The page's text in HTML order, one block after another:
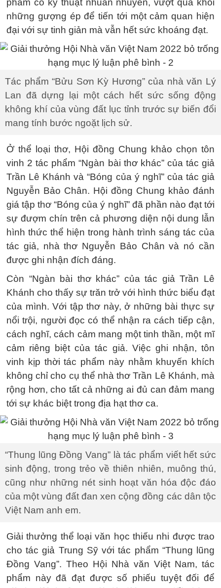
phẩm có kỹ thuật nhuần nhuyễn, vượt qua khỏi
những gượng ép để tiến tới một cảm quan hiện
đại với sự tinh giản mà vẫn hết sức khoáng đạt.
Tác phẩm “Bửu Sơn Kỳ Hương” của nhà văn Lý
Lan đã dựng lại một cách hết sức sống động
không khí của vùng đất lục tỉnh trước sự biến đổi
mang tính bước ngoặt lịch sử.
Ở thể loại thơ, Hội đồng Chung khảo chọn tôn
vinh 2 tác phẩm “Ngàn bài thơ khác” của tác giả
Trần Lê Khánh và “Bóng của ý nghĩ” của tác giả
Nguyễn Bảo Chân. Hội đồng Chung khảo đánh
giá tập thơ “Bóng của ý nghĩ” đã phần nào đạt tới
sự đượm chín trên cả phương diện nội dung lẫn
hình thức thể hiện trong hành trình sáng tác của
tác giả, nhà thơ Nguyễn Bảo Chân và nó cần
được ghi nhận đích đáng.
Còn “Ngàn bài thơ khác” của tác giả Trần Lê
Khánh cho thấy sự trăn trở với hình thức biểu đạt
của mình. Với tập thơ này, ở những bài thực sự
nổi trội, người đọc có thể nhận ra cách tiếp cận,
cách nghĩ, cách cảm mang một tinh thần, một mĩ
cảm riêng biệt của tác giả. Việc ghi nhận, tôn
vinh kịp thời tác phẩm này nhằm khuyến khích
không chỉ cho cụ thể nhà thơ Trần Lê Khánh, mà
rộng hơn, cho tất cả những ai đủ can đảm mang
tới sự khác biệt trong địa hạt thơ ca.
“Thung lũng Đồng Vang” là tác phẩm viết hết sức
sinh động, trong trẻo về thiên nhiên, muông thú,
cũng như những nét sinh hoạt văn hóa độc đáo
của một vùng đất đan xen cộng đồng các dân tộc
Việt Nam anh em.
Giải thưởng thể loại văn học thiếu nhi được trao
cho tác giả Trung Sỹ với tác phẩm “Thung lũng
Đồng Vang”. Theo Hội Nhà văn Việt Nam, tác
phẩm này đã đạt được số phiếu tuyệt đối để